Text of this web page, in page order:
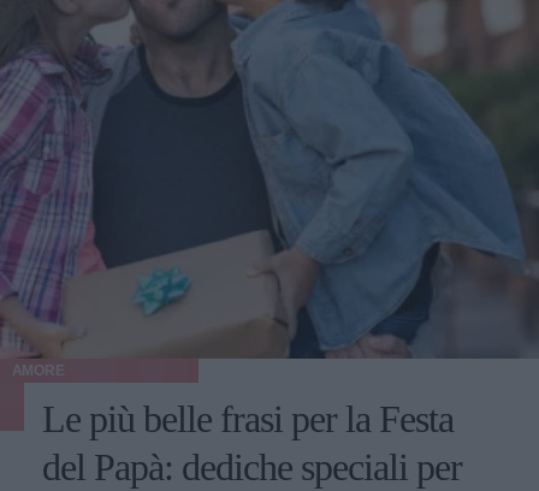
AMORE
Le più belle frasi per la Festa
del Papà: dediche speciali per